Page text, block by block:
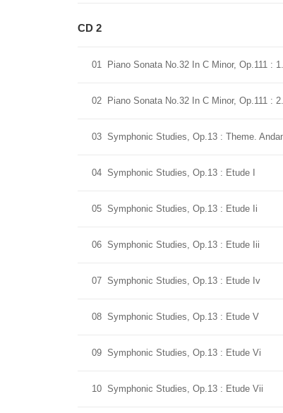
CD 2
01 Piano Sonata No.32 In C Minor, Op.111 :
02 Piano Sonata No.32 In C Minor, Op.111 :
03 Symphonic Studies, Op.13 : Theme.
04 Symphonic Studies, Op.13 : Etude I
05 Symphonic Studies, Op.13 : Etude Ii
06 Symphonic Studies, Op.13 : Etude Iii
07 Symphonic Studies, Op.13 : Etude Iv
08 Symphonic Studies, Op.13 : Etude V
09 Symphonic Studies, Op.13 : Etude Vi
10 Symphonic Studies, Op.13 : Etude Vii